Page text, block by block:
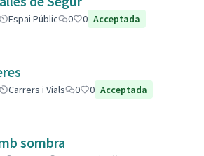
Espai Públic 0 0 Acceptada
Carrers i Vials 0 0 Acceptada
sombra